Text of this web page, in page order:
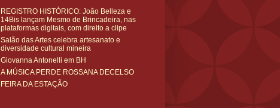
REGISTRO HISTÓRICO: João Belleza e
14Bis lançam Mesmo de Brincadeira, nas
plataformas digitais, com direito a clipe
Salão das Artes celebra artesanato e
diversidade cultural mineira
Giovanna Antonelli em BH
A MÚSICA PERDE ROSSANA DECELSO
FEIRA DA ESTAÇÃO